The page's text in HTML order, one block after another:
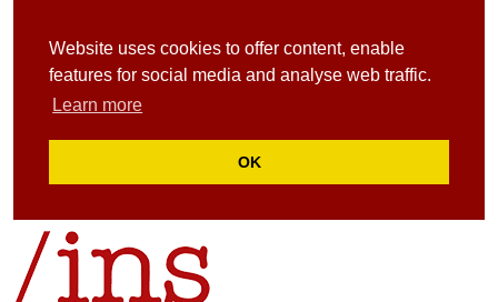
Website uses cookies to offer content, enable
features for social media and analyse web traffic.
Learn more
OK